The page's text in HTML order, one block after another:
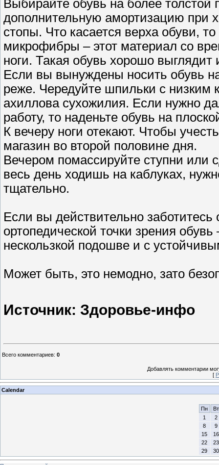
Выбирайте обувь на более
дополнительную амортизацию при
стопы. Что касается верха обуви,
микрофибры – этот материал со
ноги. Такая обувь хорошо
Если вы вынуждены носить обувь
реже. Чередуйте шпильки с низким
ахиллова сухожилия. Если нужно
работу, то наденьте обувь на
К вечеру ноги отекают. Чтобы
магазин во второй половине дня.
Вечером помассируйте ступни или
весь день ходишь на каблуках,
тщательно.
Если вы действительно
ортопедической точки зрения
нескользкой подошве и с
Может быть, это немодно, зато
Источник: Здоровье-инфо
Всего комментариев: 0
Добавлять комментарии
[
Calendar
Пн
Вт
1
2
8
9
15
16
22
23
29
30